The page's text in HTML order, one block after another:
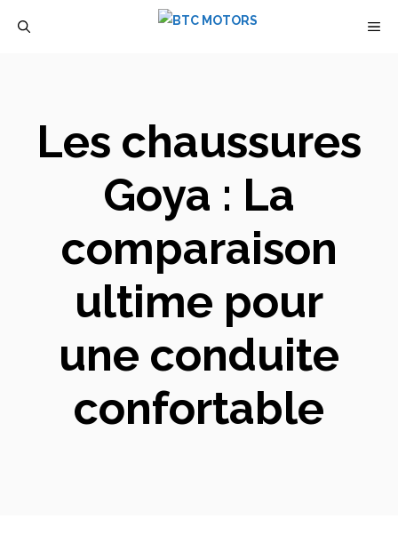
Les chaussures
Goya : La
comparaison
ultime pour
une conduite
confortable